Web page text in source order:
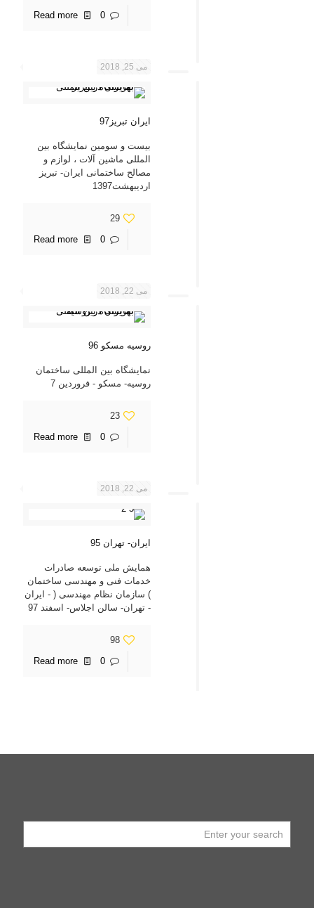
0
Read more
می 25, 2018
ایران تبریز97
بیست و سومین نمایشگاه بین
المللی ماشین آلات ، لوازم و
مصالح ساختمانی ایران- تبریز
اردیبهشت1397
29
0
Read more
می 22, 2018
روسیه مسکو 96
نمایشگاه بین المللی ساختمان
روسیه- مسکو - فروردین 7
23
0
Read more
می 22, 2018
ایران- تهران 95
همایش ملی توسعه صادرات
خدمات فنی و مهندسی ساختمان
) سازمان نظام مهندسی ( - ایران
- تهران- سالن اجلاس- اسفند 97
98
0
Read more